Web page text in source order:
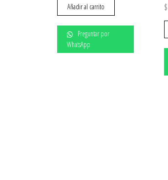
Añadir al carrito
Preguntar por
WhatsApp
$